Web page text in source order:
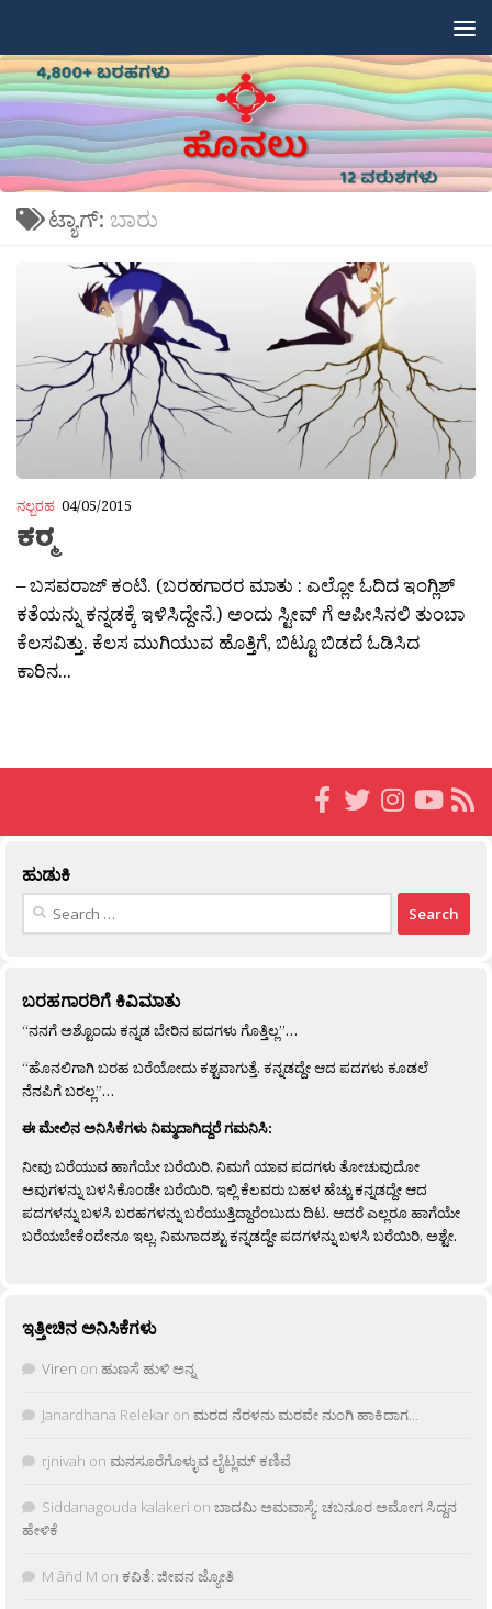
ಟ್ಯಾಗ್: ಬಾರು
ನಲ್ಬರಹ 04/05/2015
ಕರ‍್ಮ
– ಬಸವರಾಜ್ ಕಂಟಿ. (ಬರಹಗಾರರ ಮಾತು : ಎಲ್ಲೋ ಓದಿದ ಇಂಗ್ಲಿಶ್
ಕತೆಯನ್ನು ಕನ್ನಡಕ್ಕೆ ಇಳಿಸಿದ್ದೇನೆ.) ಅಂದು ಸ್ಟೀವ್ ಗೆ ಆಪೀಸಿನಲಿ ತುಂಬಾ
ಕೆಲಸವಿತ್ತು. ಕೆಲಸ ಮುಗಿಯುವ ಹೊತ್ತಿಗೆ, ಬಿಟ್ಟೂ ಬಿಡದೆ ಓಡಿಸಿದ
ಕಾರಿನ...
ಹುಡುಕಿ
Search
ಬರಹಗಾರರಿಗೆ ಕಿವಿಮಾತು
“ನನಗೆ ಅಶ್ಟೊಂದು ಕನ್ನಡ ಬೇರಿನ ಪದಗಳು ಗೊತ್ತಿಲ್ಲ”…
“ಹೊನಲಿಗಾಗಿ ಬರಹ ಬರೆಯೋದು ಕಶ್ಟವಾಗುತ್ತೆ. ಕನ್ನಡದ್ದೇ ಆದ ಪದಗಳು ಕೂಡಲೆ
ನೆನಪಿಗೆ ಬರಲ್ಲ”…
ಈ ಮೇಲಿನ ಅನಿಸಿಕೆಗಳು ನಿಮ್ಮದಾಗಿದ್ದರೆ ಗಮನಿಸಿ:
ನೀವು ಬರೆಯುವ ಹಾಗೆಯೇ ಬರೆಯಿರಿ. ನಿಮಗೆ ಯಾವ ಪದಗಳು ತೋಚುವುದೋ
ಅವುಗಳನ್ನು ಬಳಸಿಕೊಂಡೇ ಬರೆಯಿರಿ. ಇಲ್ಲಿ ಕೆಲವರು ಬಹಳ ಹೆಚ್ಚು ಕನ್ನಡದ್ದೇ ಆದ
ಪದಗಳನ್ನು ಬಳಸಿ ಬರಹಗಳನ್ನು ಬರೆಯುತ್ತಿದ್ದಾರೆಂಬುದು ದಿಟ. ಆದರೆ ಎಲ್ಲರೂ ಹಾಗೆಯೇ
ಬರೆಯಬೇಕೆಂದೇನೂ ಇಲ್ಲ. ನಿಮಗಾದಶ್ಟು ಕನ್ನಡದ್ದೇ ಪದಗಳನ್ನು ಬಳಸಿ ಬರೆಯಿರಿ, ಅಶ್ಟೇ.
ಇತ್ತೀಚಿನ ಅನಿಸಿಕೆಗಳು
Viren on ಹುಣಸೆ ಹುಳಿ ಅನ್ನ
Janardhana Relekar on ಮರದ ನೆರಳನು ಮರವೇ ನುಂಗಿ ಹಾಕಿದಾಗ…
rjnivah on ಮನಸೂರೆಗೊಳ್ಳುವ ಲೈಟ್ಲಮ್ ಕಣಿವೆ
Siddanagouda kalakeri on ಬಾದಮಿ ಅಮವಾಸ್ಯೆ: ಚಬನೂರ ಅಮೋಗ ಸಿದ್ದನ
ಹೇಳಿಕೆ
M âñd M on ಕವಿತೆ: ಜೀವನ ಜ್ಯೋತಿ